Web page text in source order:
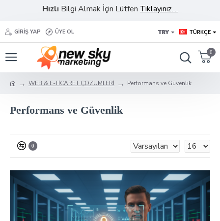
Hızlı Bilgi Almak İçin Lütfen Tıklayınız....
GIRIŞ YAP ÜYE OL TRY TÜRKÇE
0
WEB & E-TİCARET ÇÖZÜMLERİ Performans ve Güvenlik
Performans ve Güvenlik
0